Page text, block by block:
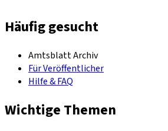
Häufig gesucht
Amtsblatt Archiv
Für Veröffentlicher
Hilfe & FAQ
Wichtige Themen